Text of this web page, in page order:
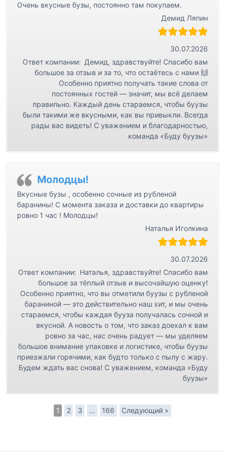
Очень вкусные бузы, постоянно там покупаем.
Демид Ляпин
30.07.2026
Ответ компании: Демид, здравствуйте! Спасибо вам
большое за отзыв и за то, что остаётесь с нами 🙌
Особенно приятно получать такие слова от
постоянных гостей — значит, мы всё делаем
правильно. Каждый день стараемся, чтобы буузы
были такими же вкусными, как вы привыкли. Всегда
рады вас видеть! С уважением и благодарностью,
команда «Буду буузы»
Молодцы!
Вкусные бузы , особенно сочные из рубленой
баранины! С момента заказа и доставки до квартиры
ровно 1 час ! Молодцы!
Наталья Иголкина
30.07.2026
Ответ компании: Наталья, здравствуйте! Спасибо вам
большое за тёплый отзыв и высочайшую оценку!
Особенно приятно, что вы отметили буузы с рубленой
бараниной — это действительно наш хит, и мы очень
стараемся, чтобы каждая бууза получалась сочной и
вкусной. А новость о том, что заказ доехал к вам
ровно за час, нас очень радует — мы уделяем
большое внимание упаковке и логистике, чтобы буузы
приезжали горячими, как будто только с пылу с жару.
Будем ждать вас снова! С уважением, команда «Буду
буузы»
1 2 3 … 166 Следующий »